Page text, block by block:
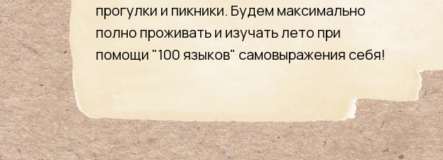
прогулки и пикники. Будем максимально
полно проживать и изучать лето при
помощи "100 языков" самовыражения себя!